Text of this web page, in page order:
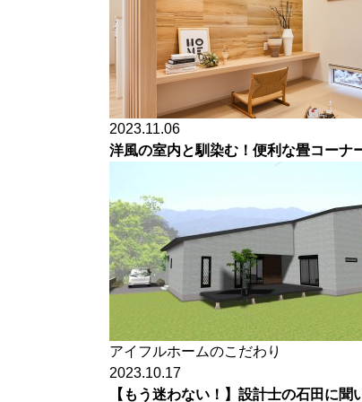
2023.11.06
洋風の室内と馴染む！便利な畳コーナ
アイフルホームのこだわり
2023.10.17
【もう迷わない！】設計士の石田に